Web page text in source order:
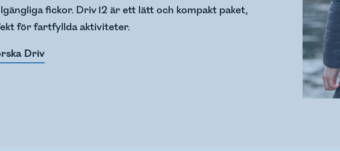
fickor. Driv 12 är ett lätt och kompakt paket,
för fartfyllda aktiviteter.
Driv